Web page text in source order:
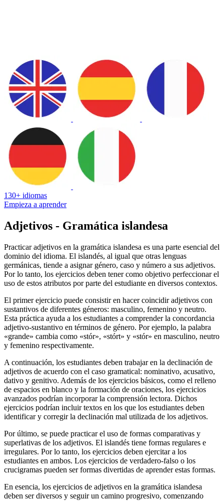
130+ idiomas
Empieza a aprender
Adjetivos - Gramática islandesa
Practicar adjetivos en la gramática islandesa es una parte esencial del
dominio del idioma. El islandés, al igual que otras lenguas
germánicas, tiende a asignar género, caso y número a sus adjetivos.
Por lo tanto, los ejercicios deben tener como objetivo perfeccionar el
uso de estos atributos por parte del estudiante en diversos contextos.
El primer ejercicio puede consistir en hacer coincidir adjetivos con
sustantivos de diferentes géneros: masculino, femenino y neutro.
Esta práctica ayuda a los estudiantes a comprender la concordancia
adjetivo-sustantivo en términos de género. Por ejemplo, la palabra
«grande» cambia como «stór», «stórt» y «stór» en masculino, neutro
y femenino respectivamente.
A continuación, los estudiantes deben trabajar en la declinación de
adjetivos de acuerdo con el caso gramatical: nominativo, acusativo,
dativo y genitivo. Además de los ejercicios básicos, como el relleno
de espacios en blanco y la formación de oraciones, los ejercicios
avanzados podrían incorporar la comprensión lectora. Dichos
ejercicios podrían incluir textos en los que los estudiantes deben
identificar y corregir la declinación mal utilizada de los adjetivos.
Por último, se puede practicar el uso de formas comparativas y
superlativas de los adjetivos. El islandés tiene formas regulares e
irregulares. Por lo tanto, los ejercicios deben ejercitar a los
estudiantes en ambos. Los ejercicios de verdadero-falso o los
crucigramas pueden ser formas divertidas de aprender estas formas.
En esencia, los ejercicios de adjetivos en la gramática islandesa
deben ser diversos y seguir un camino progresivo, comenzando